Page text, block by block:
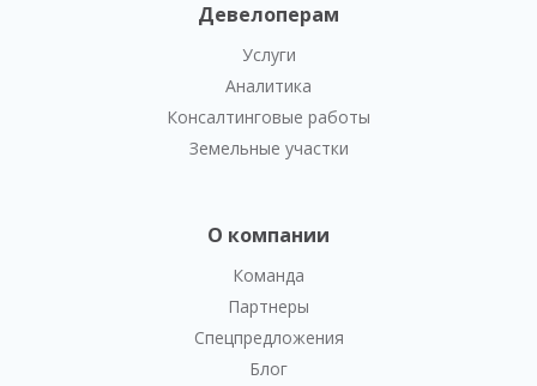
Девелоперам
Услуги
Аналитика
Консалтинговые работы
Земельные участки
О компании
Команда
Партнеры
Спецпредложения
Блог